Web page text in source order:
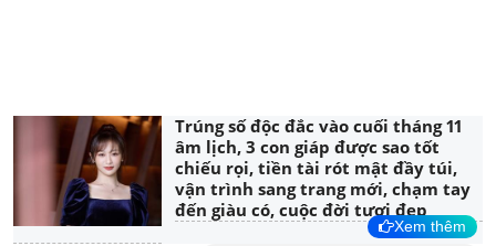
Trúng số độc đắc vào cuối tháng 11
âm lịch, 3 con giáp được sao tốt
chiếu rọi, tiền tài rót mật đầy túi,
vận trình sang trang mới, chạm tay
đến giàu có, cuộc đời tươi đẹp
Xem thêm